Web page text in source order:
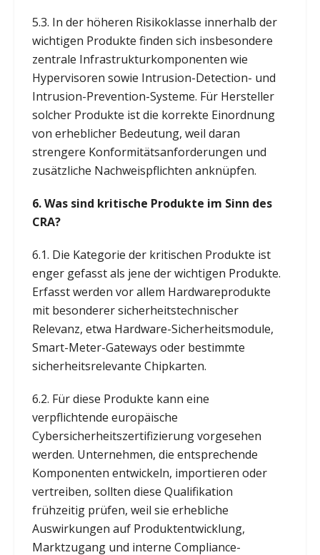
5.3. In der höheren Risikoklasse innerhalb der
wichtigen Produkte finden sich insbesondere
zentrale Infrastrukturkomponenten wie
Hypervisoren sowie Intrusion-Detection- und
Intrusion-Prevention-Systeme. Für Hersteller
solcher Produkte ist die korrekte Einordnung
von erheblicher Bedeutung, weil daran
strengere Konformitätsanforderungen und
zusätzliche Nachweispflichten anknüpfen.
6. Was sind kritische Produkte im Sinn des
CRA?
6.1. Die Kategorie der kritischen Produkte ist
enger gefasst als jene der wichtigen Produkte.
Erfasst werden vor allem Hardwareprodukte
mit besonderer sicherheitstechnischer
Relevanz, etwa Hardware-Sicherheitsmodule,
Smart-Meter-Gateways oder bestimmte
sicherheitsrelevante Chipkarten.
6.2. Für diese Produkte kann eine
verpflichtende europäische
Cybersicherheitszertifizierung vorgesehen
werden. Unternehmen, die entsprechende
Komponenten entwickeln, importieren oder
vertreiben, sollten diese Qualifikation
frühzeitig prüfen, weil sie erhebliche
Auswirkungen auf Produktentwicklung,
Marktzugang und interne Compliance-